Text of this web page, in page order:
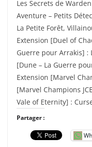
Les Secrets de
Aventure – Petits
La Petite Forêt,
Extension [Duel of
Guerre pour Arrakis] :
[Dune – La Guerre
Extension [Marvel
[Marvel Champions
Vale of Eternity] :
Partager :